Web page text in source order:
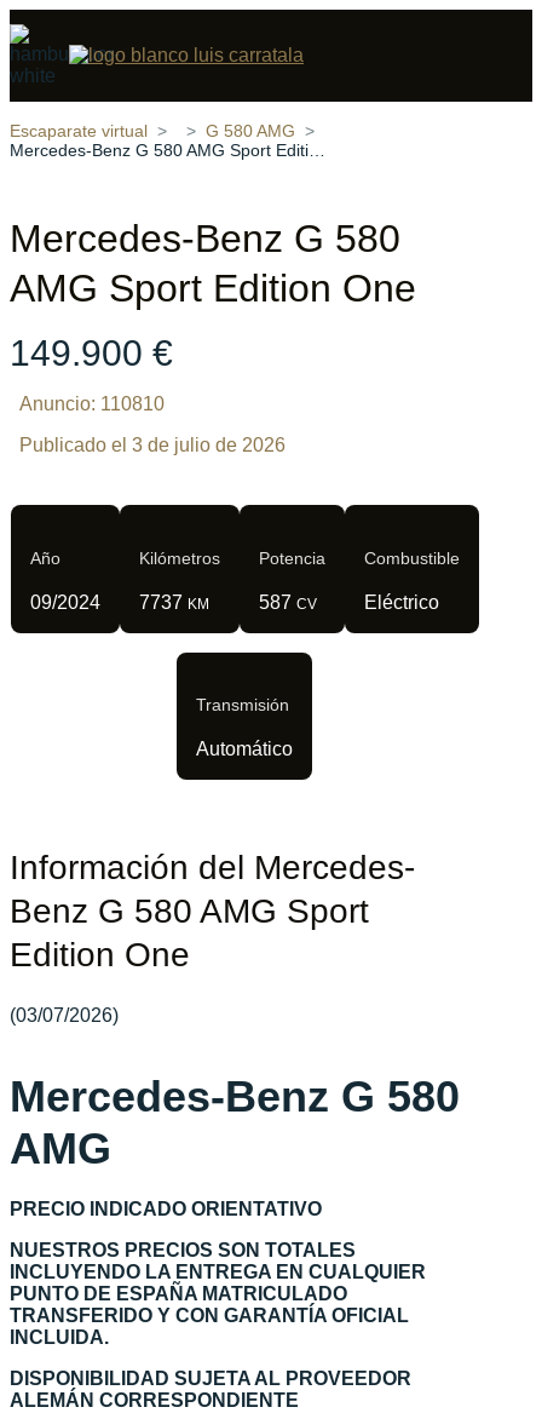
‹ ›
Compartir
Escaparate virtual
G 580 AMG
Mercedes-Benz G 580
AMG Sport Edition One
149.900 €
Anuncio: 110810
Publicado el 3 de julio de 2026
Año
09/2024
Kilómetros
7737 KM
Potencia
587 CV
Combustible
Eléctrico
Transmisión
Automático
Información del Mercedes-
Benz G 580 AMG Sport
Edition One
(03/07/2026)
Mercedes-Benz G 580
AMG
PRECIO INDICADO ORIENTATIVO
NUESTROS PRECIOS SON TOTALES
INCLUYENDO LA ENTREGA EN CUALQUIER
PUNTO DE ESPAÑA MATRICULADO
TRANSFERIDO Y CON GARANTÍA OFICIAL
INCLUIDA.
DISPONIBILIDAD SUJETA AL PROVEEDOR
ALEMÁN CORRESPONDIENTE